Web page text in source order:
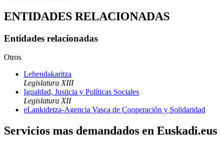
ENTIDADES RELACIONADAS
Entidades relacionadas
Otros
Lehendakaritza
Legislatura XIII
Igualdad, Justicia y Políticas Sociales
Legislatura XII
eLankidetza-Agencia Vasca de Cooperación y Solidaridad
Servicios mas demandados en Euskadi.eus